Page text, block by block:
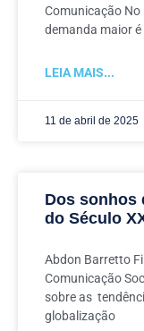
Comunicação No
demanda maior é
LEIA MAIS...
11 de abril de 2025
Dos sonhos
do Século
Abdon Barretto
Comunicação
sobre as
globalização